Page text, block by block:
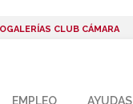
CLUB CÁMARA
EMPLEO AYUDAS